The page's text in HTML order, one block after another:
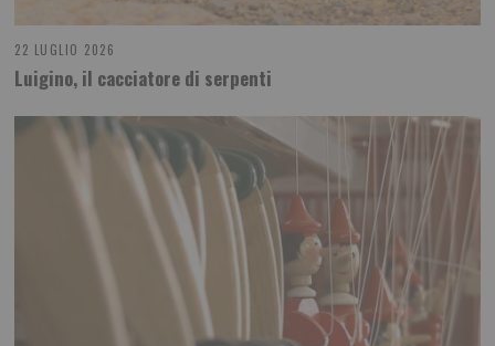
22 LUGLIO 2026
Luigino, il cacciatore di serpenti